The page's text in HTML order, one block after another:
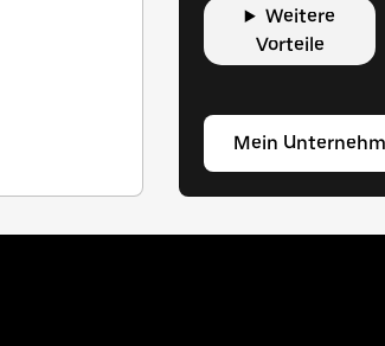
Weitere
Vorteile
Mein